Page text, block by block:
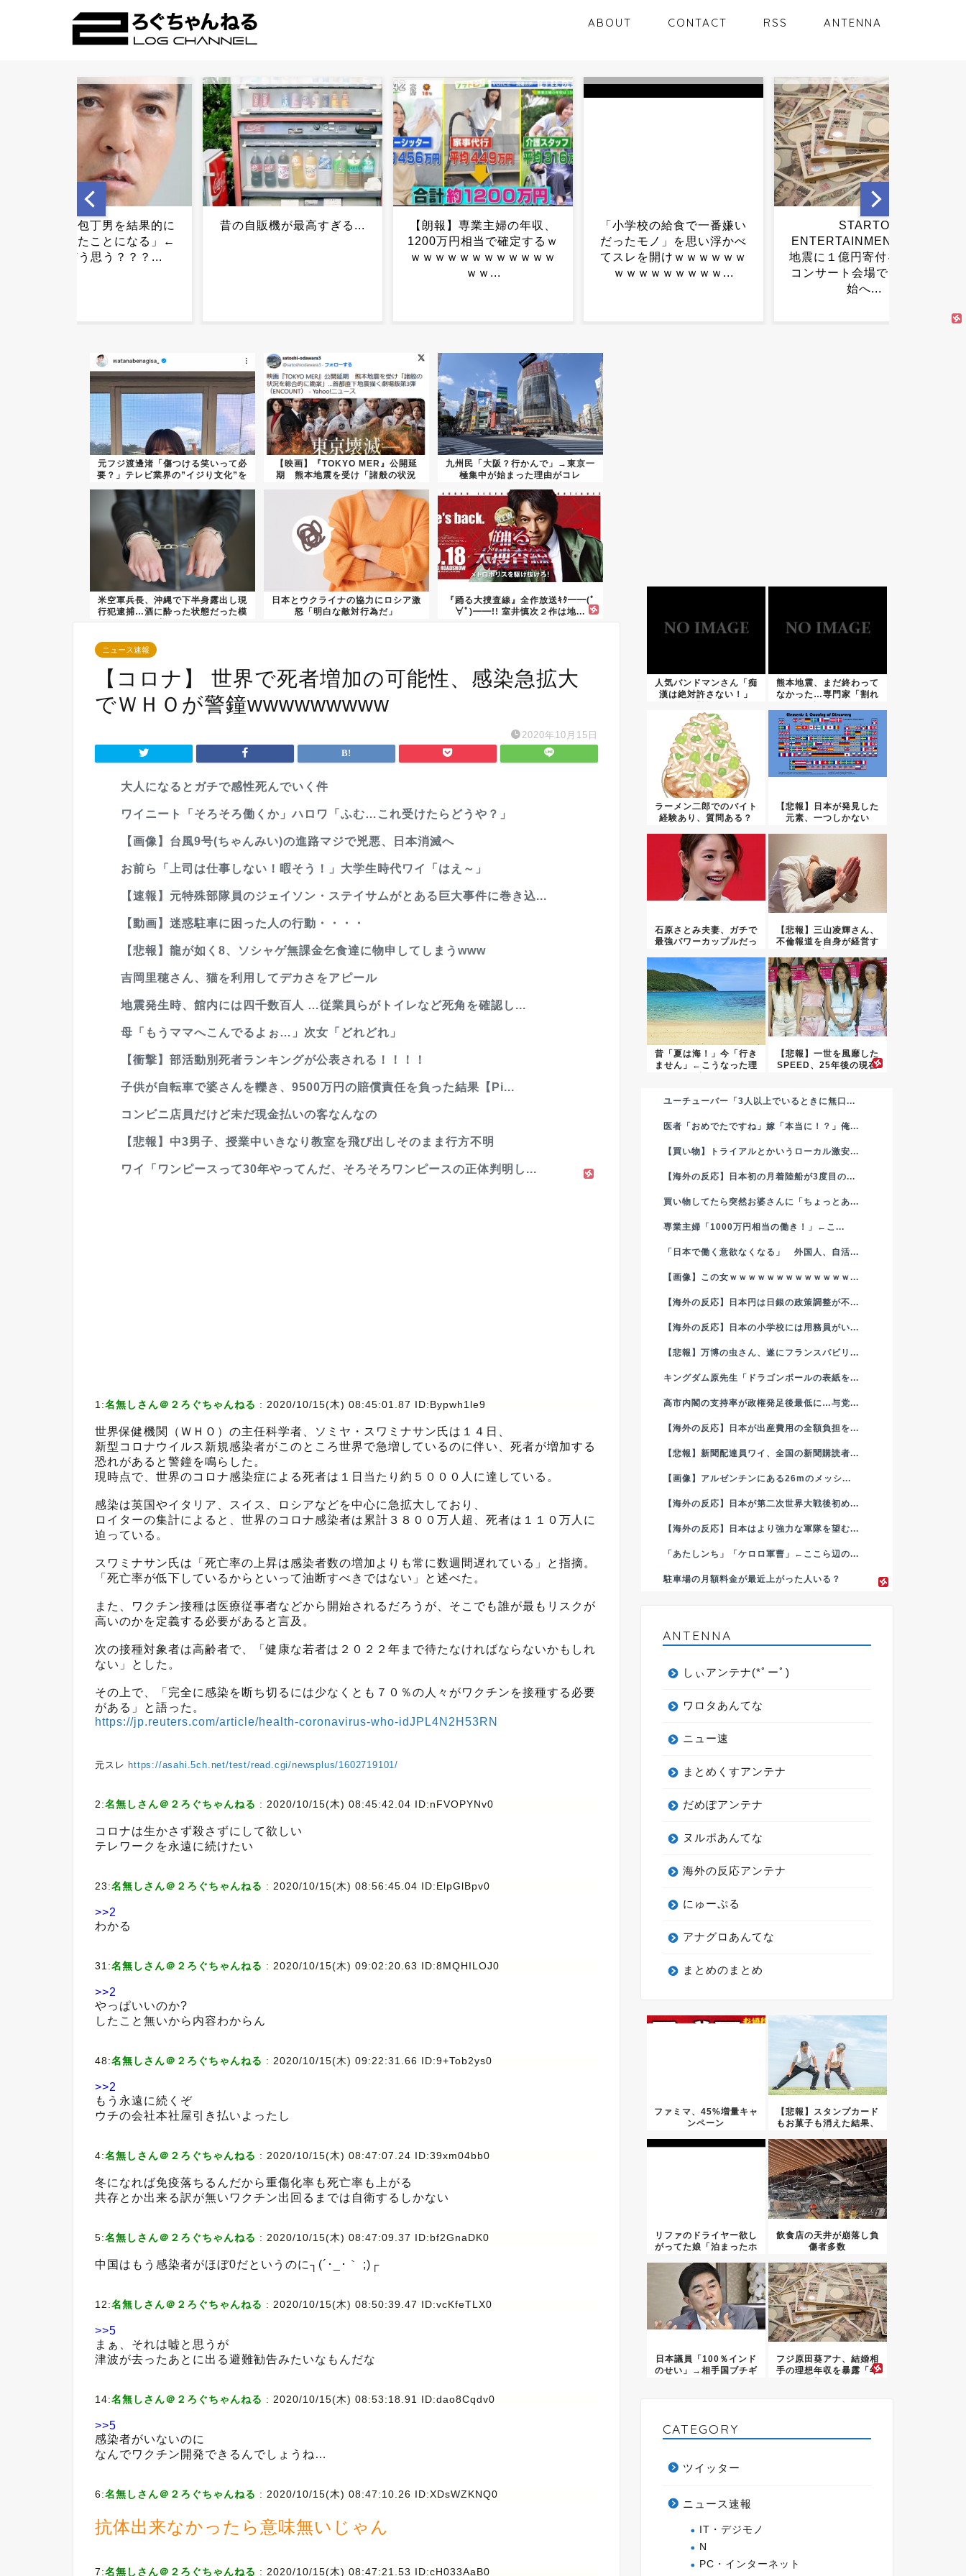
ABOUT CONTACT RSS ANTENNA
【朗報】専業主婦の年収、
「小学校の給食で一番嫌い
だったモノ」を思い浮かべ
てスレを開けｗｗｗｗｗｗ
ｗｗｗｗｗｗｗｗｗ...
STARTO
ENTERTAINMENT、熊本
地震に１億円寄付を発表 →
コンサート会場でも募金開
【悲報】教会ボランティア
さん、パン3個盗んで逮捕さ
れるｗｗｗｗｗｗｗ...
昔の自販機が最高すぎる...
元フジ渡邊渚「傷つける笑いって必
要？」テレビ業界の”イジり文化”を
【映画】『TOKYO MER』公開延
期 熊本地震を受け「諸般の状況
九州民「大阪？行かんで」→東京一
極集中が始まった理由がコレ
米空軍兵長、沖縄で下半身露出し現
行犯逮捕…酒に酔った状態だった模
日本とウクライナの協力にロシア激
怒「明白な敵対行為だ」
『踊る大捜査線』全作放送ｷﾀ━━(ﾟ
∀ﾟ)━━!! 室井慎次２作は地...
ニュース速報
【コロナ】 世界で死者増加の可能性、感染急拡大
でＷＨＯが警鐘wwwwwwwww
2020年10月15日
大人になるとガチで感性死んでいく件
ワイニート「そろそろ働くか」ハロワ「ふむ…これ受けたらどうや？」
【画像】台風9号(ちゃんみい)の進路マジで兇悪、日本消滅へ
お前ら「上司は仕事しない！暇そう！」大学生時代ワイ「はえ～」
【速報】元特殊部隊員のジェイソン・ステイサムがとある巨大事件に巻き込...
【動画】迷惑駐車に困った人の行動・・・・
【悲報】龍が如く8、ソシャゲ無課金乞食達に物申してしまうwww
吉岡里穂さん、猫を利用してデカさをアピール
地震発生時、館内には四千数百人 …従業員らがトイレなど死角を確認し...
母「もうママへこんでるよぉ…」次女「どれどれ」
【衝撃】部活動別死者ランキングが公表される！！！！
子供が自転車で婆さんを轢き、9500万円の賠償責任を負った結果【Pi...
コンビニ店員だけど未だ現金払いの客なんなの
【悲報】中3男子、授業中いきなり教室を飛び出しそのまま行方不明
ワイ「ワンピースって30年やってんだ、そろそろワンピースの正体判明し...
1:名無しさん＠２ろぐちゃんねる : 2020/10/15(木) 08:45:01.87 ID:Bypwh1le9
世界保健機関（ＷＨＯ）の主任科学者、ソミヤ・スワミナサン氏は１４日、
新型コロナウイルス新規感染者がこのところ世界で急増しているのに伴い、死者が増加する
恐れがあると警鐘を鳴らした。
現時点で、世界のコロナ感染症による死者は１日当たり約５０００人に達している。
感染は英国やイタリア、スイス、ロシアなどを中心に急拡大しており、
ロイターの集計によると、世界のコロナ感染者は累計３８００万人超、死者は１１０万人に
迫っている。
スワミナサン氏は「死亡率の上昇は感染者数の増加よりも常に数週間遅れている」と指摘。
「死亡率が低下しているからといって油断すべきではない」と述べた。
また、ワクチン接種は医療従事者などから開始されるだろうが、そこでも誰が最もリスクが
高いのかを定義する必要があると言及。
次の接種対象者は高齢者で、「健康な若者は２０２２年まで待たなければならないかもしれ
ない」とした。
その上で、「完全に感染を断ち切るには少なくとも７０％の人々がワクチンを接種する必要
がある」と語った。
https://jp.reuters.com/article/health-coronavirus-who-idJPL4N2H53RN
元スレ https://asahi.5ch.net/test/read.cgi/newsplus/1602719101/
2:名無しさん＠２ろぐちゃんねる : 2020/10/15(木) 08:45:42.04 ID:nFVOPYNv0
コロナは生かさず殺さずにして欲しい
テレワークを永遠に続けたい
23:名無しさん＠２ろぐちゃんねる : 2020/10/15(木) 08:56:45.04 ID:ElpGlBpv0
>>2
わかる
31:名無しさん＠２ろぐちゃんねる : 2020/10/15(木) 09:02:20.63 ID:8MQHILOJ0
>>2
やっぱいいのか?
したこと無いから内容わからん
48:名無しさん＠２ろぐちゃんねる : 2020/10/15(木) 09:22:31.66 ID:9+Tob2ys0
>>2
もう永遠に続くぞ
ウチの会社本社屋引き払いよったし
4:名無しさん＠２ろぐちゃんねる : 2020/10/15(木) 08:47:07.24 ID:39xm04bb0
冬になれば免疫落ちるんだから重傷化率も死亡率も上がる
共存とか出来る訳が無いワクチン出回るまでは自衛するしかない
5:名無しさん＠２ろぐちゃんねる : 2020/10/15(木) 08:47:09.37 ID:bf2GnaDK0
中国はもう感染者がほぼ0だというのに┐(´･_･｀ ;)┌
12:名無しさん＠２ろぐちゃんねる : 2020/10/15(木) 08:50:39.47 ID:vcKfeTLX0
>>5
まぁ、それは嘘と思うが
津波が去ったあとに出る避難勧告みたいなもんだな
14:名無しさん＠２ろぐちゃんねる : 2020/10/15(木) 08:53:18.91 ID:dao8Cqdv0
>>5
感染者がいないのに
なんでワクチン開発できるんでしょうね…
6:名無しさん＠２ろぐちゃんねる : 2020/10/15(木) 08:47:10.26 ID:XDsWZKNQ0
抗体出来なかったら意味無いじゃん
7:名無しさん＠２ろぐちゃんねる : 2020/10/15(木) 08:47:21.53 ID:cH033AaB0
人気バンドマンさん「痴
漢は絶対許さない！」
熊本地震、まだ終わって
なかった…専門家「割れ
ラーメン二郎でのバイト
経験あり、質問ある？
【悲報】日本が発見した
元素、一つしかない
石原さとみ夫妻、ガチで
最強パワーカップルだっ
【悲報】三山凌輝さん、
不倫報道を自身が経営す
昔「夏は海！」今「行き
ません」←こうなった理
【悲報】一世を風靡した
SPEED、25年後の現在
ユーチューバー「3人以上でいるときに無口...
医者「おめでたですね」嫁「本当に！？」俺...
【買い物】トライアルとかいうローカル激安...
【海外の反応】日本初の月着陸船が3度目の...
買い物してたら突然お婆さんに「ちょっとあ...
専業主婦「1000万円相当の働き！」←こ...
「日本で働く意欲なくなる」 外国人、自活...
【画像】この女ｗｗｗｗｗｗｗｗｗｗｗｗｗ...
【海外の反応】日本円は日銀の政策調整が不...
【海外の反応】日本の小学校には用務員がい...
【悲報】万博の虫さん、遂にフランスパビリ...
キングダム原先生「ドラゴンボールの表紙を...
高市内閣の支持率が政権発足後最低に…与党...
【海外の反応】日本が出産費用の全額負担を...
【悲報】新聞配達員ワイ、全国の新聞購読者...
【画像】アルゼンチンにある26mのメッシ...
【海外の反応】日本が第二次世界大戦後初め...
【海外の反応】日本はより強力な軍隊を望む...
「あたしンち」「ケロロ軍曹」←ここら辺の...
駐車場の月額料金が最近上がった人いる？
ANTENNA
しぃアンテナ(*ﾟーﾟ)
ワロタあんてな
ニュー速
まとめくすアンテナ
だめぽアンテナ
ヌルポあんてな
海外の反応アンテナ
にゅーぷる
アナグロあんてな
まとめのまとめ
ファミマ、45%増量キャ
ンペーン
【悲報】スタンプカード
もお菓子も消えた結果、
リファのドライヤー欲し
がってた娘「泊まったホ
飲食店の天井が崩落し負
傷者多数
日本議員「100％インド
のせい」→相手国ブチギ
フジ原田葵アナ、結婚相
手の理想年収を暴露「年
CATEGORY
ツイッター
ニュース速報
IT・デジモノ
N
PC・インターネット